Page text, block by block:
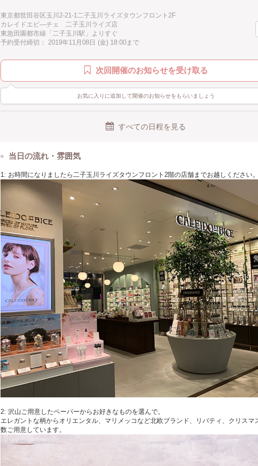
香り：カレイドエビーチェの特別なアロマをご提供♪
内容：ハガキ（10☓14.8）2個、ミニカード&封筒(5☓7.4）2個、付箋（お好みサイズで）
（２セットお作りいただけます）
【CALEIDO ET BICE（カレイドエビーチェ）とは？】
「GLOBAL WORK」「LOWRYS FARM」「niko and ...」 など数多くのファッションブ
つ、株式会社アダストリアの初のコスメブランドです。「CALEIDO ET BICE」は、
しい）ライフスタイルを通じて、BICE（幸福・よろこび）をお届けする、日々の仕事
など自分を取り巻く全ての事に前向きに取り組み、毎日を忙しく過ごしている女性達へ
東京都世田谷区玉川2-21-1二子玉川ライズタウンフロント2F
カレイドエビ―チェ 二子玉川ライズ店
東急田園都市線「二子玉川駅」よりすぐ
予約受付締切： 2019年11月08日 (金) 18:00まで
次回開催のお知らせを受け取る
お気に入りに追加して開催のお知らせをもらいましょう
すべての日程を見る
当日の流れ・雰囲気
1: お時間になりましたら二子玉川ライズタウンフロント2階の店舗までお越しください
2: 沢山ご用意したペーパーからお好きなものを選んで。
エレガントな柄からオリエンタル、マリメッコなど北欧ブランド、リバティ、クリスマ
数ご用意しています。